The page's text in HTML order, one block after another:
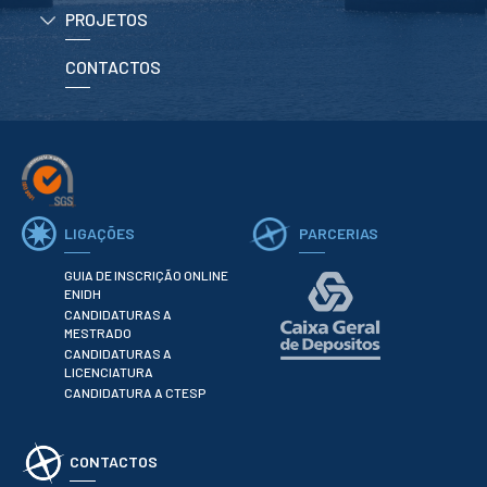
ESTUDANTES
Informação
Académica
Ação Social
Informática
Gabinete de
Apoio ao
Estudante
Guia do
Estudante
Projetos
Testemunhos
BIBLIOTECA
Informação geral
Utilizadores
PROJETOS
CONTACTOS
LIGAÇÕES
GUIA DE INSCRIÇÃO ONLINE
ENIDH
CANDIDATURAS A
MESTRADO
CANDIDATURAS A
LICENCIATURA
CANDIDATURA A CTESP
PARCERIAS
CONTACTOS